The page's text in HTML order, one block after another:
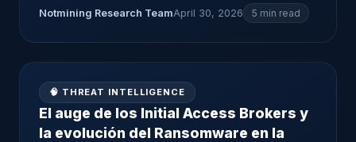
Notmining Research TeamApril 30, 2026 5 min read
🧠 THREAT INTELLIGENCE
El auge de los Initial Access Brokers y
la evolución del Ransomware en la